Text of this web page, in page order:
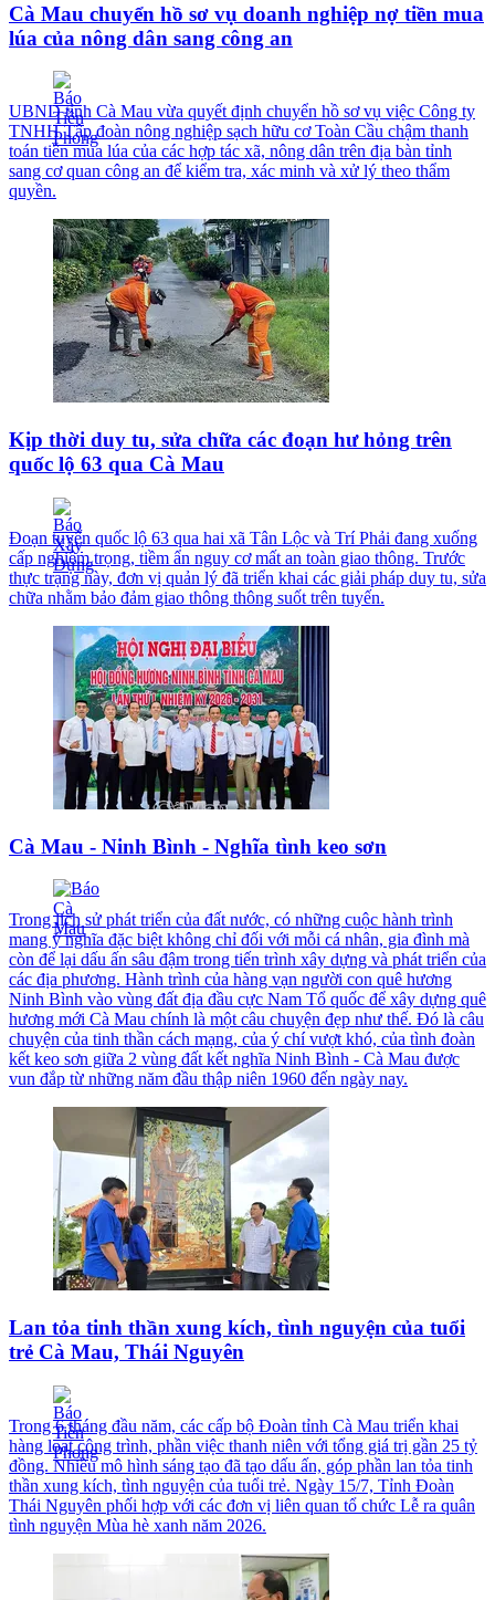
Cà Mau chuyển hồ sơ vụ doanh nghiệp nợ tiền mua
lúa của nông dân sang công an
UBND tỉnh Cà Mau vừa quyết định chuyển hồ sơ vụ việc Công ty
TNHH Tập đoàn nông nghiệp sạch hữu cơ Toàn Cầu chậm thanh
toán tiền mua lúa của các hợp tác xã, nông dân trên địa bàn tỉnh
sang cơ quan công an để kiểm tra, xác minh và xử lý theo thẩm
quyền.
Kịp thời duy tu, sửa chữa các đoạn hư hỏng trên
quốc lộ 63 qua Cà Mau
Đoạn tuyến quốc lộ 63 qua hai xã Tân Lộc và Trí Phải đang xuống
cấp nghiêm trọng, tiềm ẩn nguy cơ mất an toàn giao thông. Trước
thực trạng này, đơn vị quản lý đã triển khai các giải pháp duy tu, sửa
chữa nhằm bảo đảm giao thông thông suốt trên tuyến.
Cà Mau - Ninh Bình - Nghĩa tình keo sơn
Trong lịch sử phát triển của đất nước, có những cuộc hành trình
mang ý nghĩa đặc biệt không chỉ đối với mỗi cá nhân, gia đình mà
còn để lại dấu ấn sâu đậm trong tiến trình xây dựng và phát triển của
các địa phương. Hành trình của hàng vạn người con quê hương
Ninh Bình vào vùng đất địa đầu cực Nam Tổ quốc để xây dựng quê
hương mới Cà Mau chính là một câu chuyện đẹp như thế. Ðó là câu
chuyện của tinh thần cách mạng, của ý chí vượt khó, của tình đoàn
kết keo sơn giữa 2 vùng đất kết nghĩa Ninh Bình - Cà Mau được
vun đắp từ những năm đầu thập niên 1960 đến ngày nay.
Lan tỏa tinh thần xung kích, tình nguyện của tuổi
trẻ Cà Mau, Thái Nguyên
Trong 6 tháng đầu năm, các cấp bộ Đoàn tỉnh Cà Mau triển khai
hàng loạt công trình, phần việc thanh niên với tổng giá trị gần 25 tỷ
đồng. Nhiều mô hình sáng tạo đã tạo dấu ấn, góp phần lan tỏa tinh
thần xung kích, tình nguyện của tuổi trẻ. Ngày 15/7, Tỉnh Đoàn
Thái Nguyên phối hợp với các đơn vị liên quan tổ chức Lễ ra quân
tình nguyện Mùa hè xanh năm 2026.